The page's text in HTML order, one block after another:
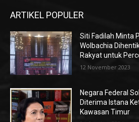
ARTIKEL POPULER
Siti Fadilah Minta
Wolbachia
Rakyat untuk
12 November 2023
Negara Federal
Diterima Istana
Kawasan Timur